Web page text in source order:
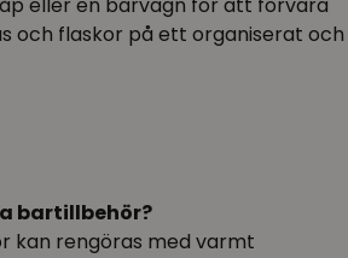
eller en barvagn för att förvara
och flaskor på ett organiserat och
bartillbehör?
kan rengöras med varmt